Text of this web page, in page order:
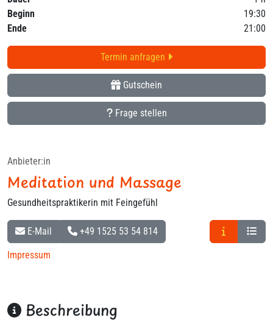
Beginn
19:30
Ende
21:00
Termin anfragen
Gutschein
Frage stellen
Anbieter:in
Meditation und Massage
Gesundheitspraktikerin mit Feingefühl
E-Mail +49 1525 53 54 814
Impressum
Beschreibung